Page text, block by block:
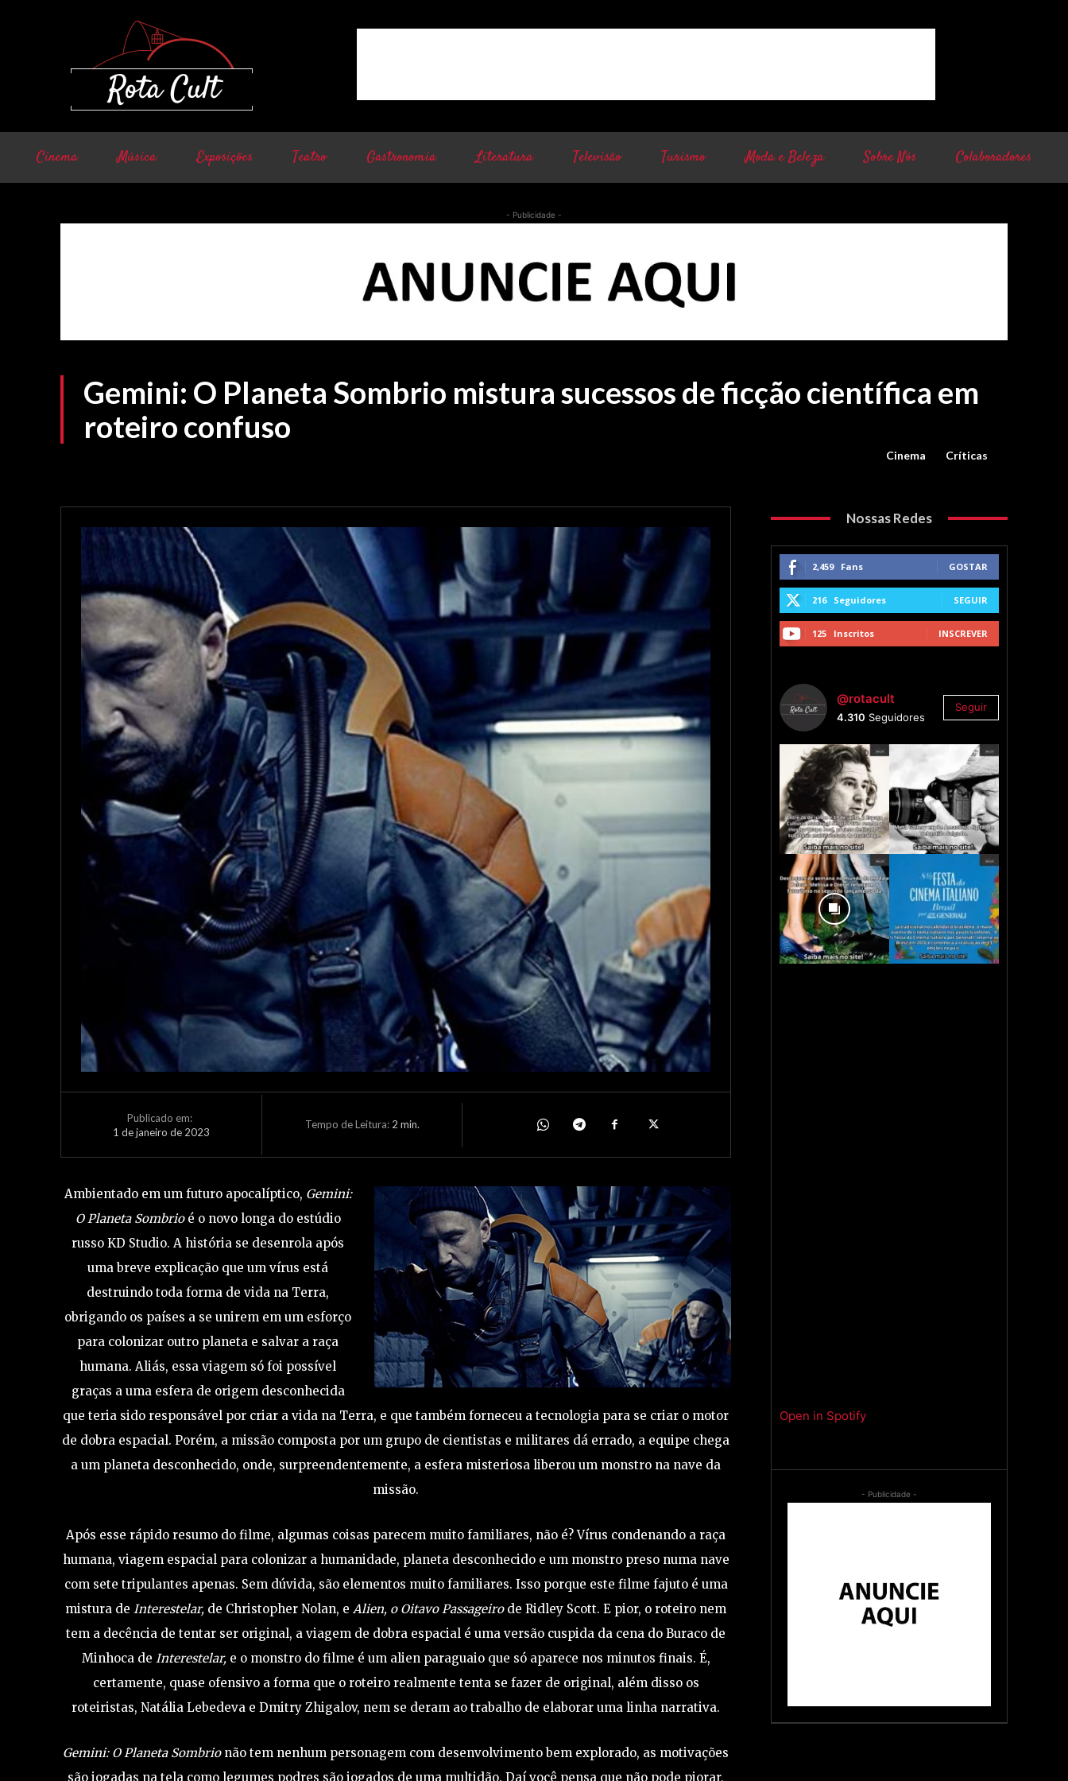
Cinema Música Exposições Teatro Gastronomia Literatura Televisão Turismo Moda e Beleza Sobre Nós Colaboradores
- Publicidade -
Gemini: O Planeta Sombrio mistura sucessos de ficção científica em
roteiro confuso
Cinema Críticas
Publicado em:
1 de janeiro de 2023
Tempo de Leitura: 2 min.
Ambientado em um futuro apocalíptico, Gemini:
O Planeta Sombrioé o novo longa do estúdio
russo KD Studio. A história se desenrola após
uma breve explicação que um vírus está
destruindo toda forma de vida na Terra,
obrigando os países a se unirem em um esforço
para colonizar outro planeta e salvar a raça
humana. Aliás, essa viagem só foi possível
graças a uma esfera de origem desconhecida
que teria sido responsável por criar a vida na Terra, e que também forneceu a tecnologia para se criar o motor
de dobra espacial. Porém, a missão composta por um grupo de cientistas e militares dá errado, a equipe chega
a um planeta desconhecido, onde, surpreendentemente, a esfera misteriosa liberou um monstro na nave da
missão.
Após esse rápido resumo do filme, algumas coisas parecem muito familiares, não é? Vírus condenando a raça
humana, viagem espacial para colonizar a humanidade, planeta desconhecido e um monstro preso numa nave
com sete tripulantes apenas. Sem dúvida, são elementos muito familiares. Isso porque este filme fajuto é uma
mistura deInterestelar, de Christopher Nolan, eAlien, o Oitavo Passageirode Ridley Scott. E pior, o roteiro nem
tem a decência de tentar ser original, a viagem de dobra espacial é uma versão cuspida da cena do Buraco de
Minhoca de Interestelar,e o monstro do filme é um alien paraguaio que só aparece nos minutos finais. É,
certamente, quase ofensivo a forma que o roteiro realmente tenta se fazer de original, além disso os
roteiristas, Natália Lebedeva e Dmitry Zhigalov, nem se deram ao trabalho de elaborar uma linha narrativa.
Gemini: O Planeta Sombrionão tem nenhum personagem com desenvolvimento bem explorado, as motivações
são jogadas na tela como legumes podres são jogados de uma multidão. Daí você pensa que não pode piorar,
Nossas Redes
2,459 Fans GOSTAR
216 Seguidores SEGUIR
125 Inscritos INSCREVER
@rotacult
4.310 Seguidores
Seguir
Open in Spotify
- Publicidade -